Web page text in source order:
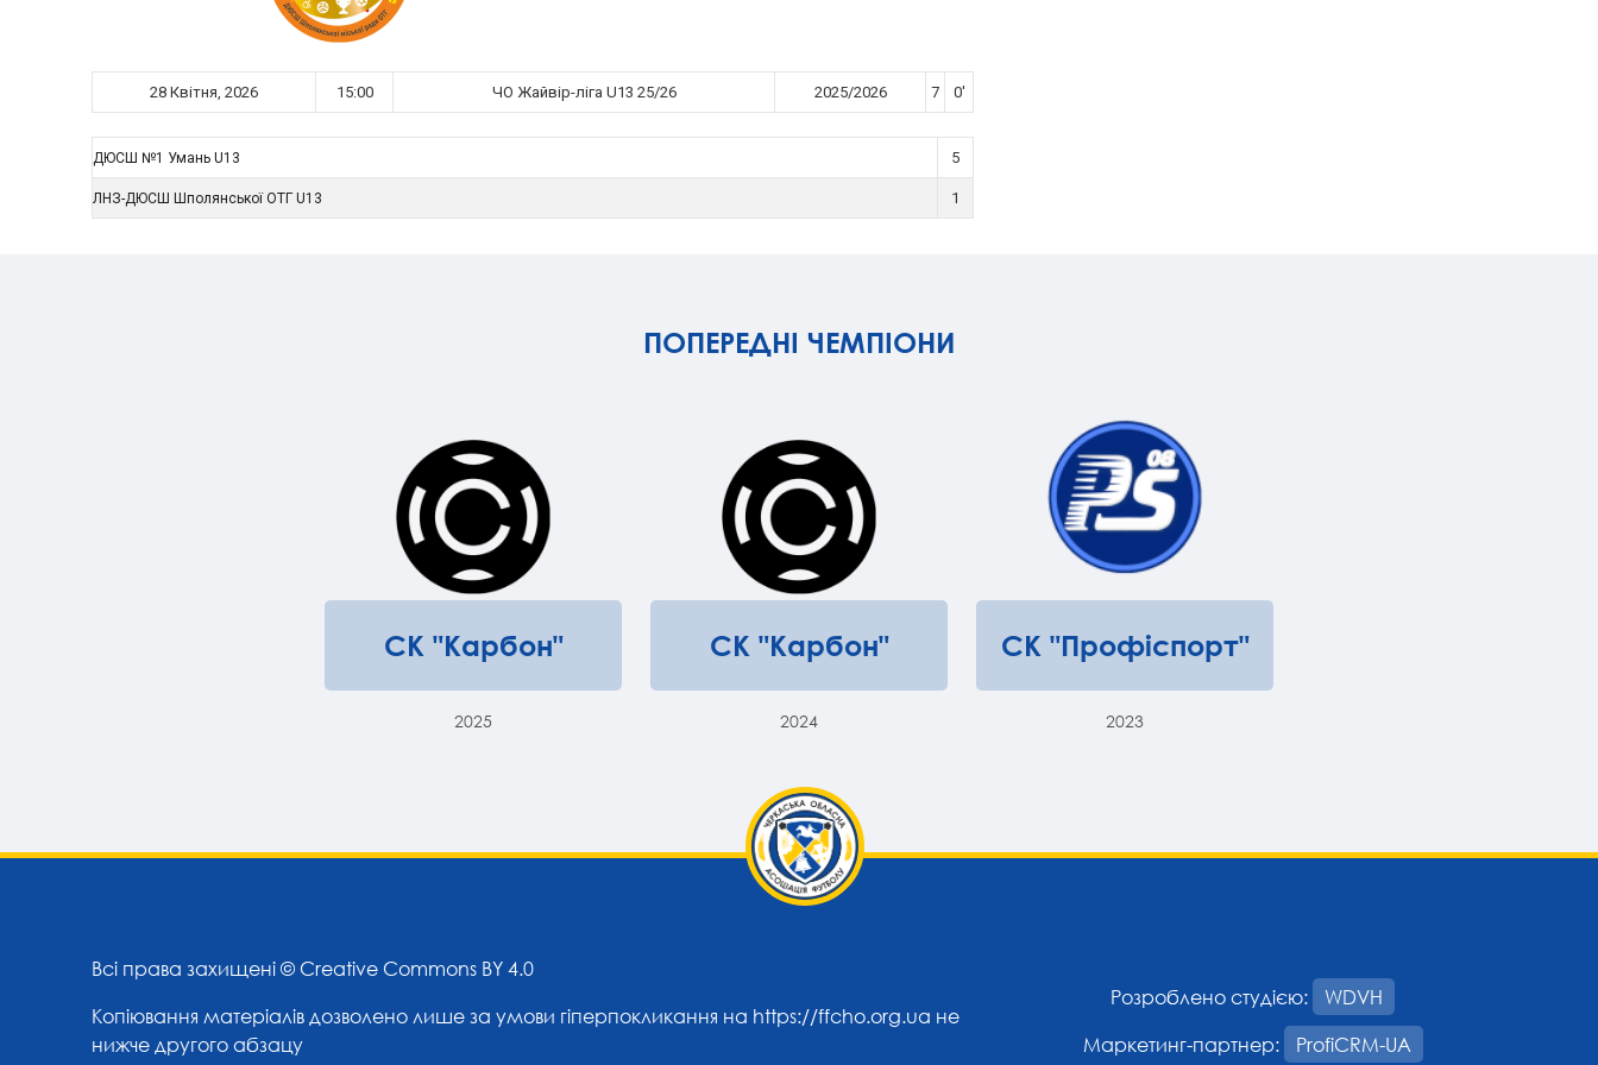
28 Квітня, 2026 15:00 ЧО Жайвір-ліга U13 25/26 2025/2026 7 0'
ДЮСШ №1 Умань U13 5
ЛНЗ-ДЮСШ Шполянської ОТГ U13 1
ПОПЕРЕДНІ ЧЕМПІОНИ
СК "Карбон"
2025
СК "Карбон"
2024
СК "Профіспорт"
2023
Всі права захищені © Creative Commons BY 4.0
Копіювання матеріалів дозволено лише за умови гіперпокликання на https://ffcho.org.ua не
нижче другого абзацу
Розроблено студією:
WDVH
Маркетинг-партнер:
ProfiCRM-UA